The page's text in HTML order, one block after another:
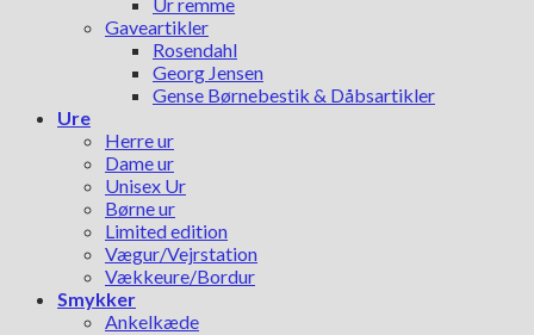
Gaveartikler
Rosendahl
Georg Jensen
Gense Børnebestik & Dåbsartikler
Ure
Herre ur
Dame ur
Unisex Ur
Børne ur
Limited edition
Vægur/Vejrstation
Vækkeure/Bordur
Smykker
Ankelkæde